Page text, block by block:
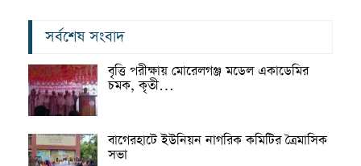
সর্বশেষ সংবাদ
বৃত্তি পরীক্ষায় মোরেলগঞ্জ মডেল একাডেমির
চমক, কৃতী…
বাগেরহাটে ইউনিয়ন নাগরিক কমিটির ত্রৈমাসিক
সভা